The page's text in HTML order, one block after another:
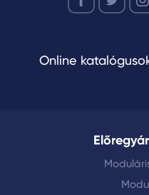
Online